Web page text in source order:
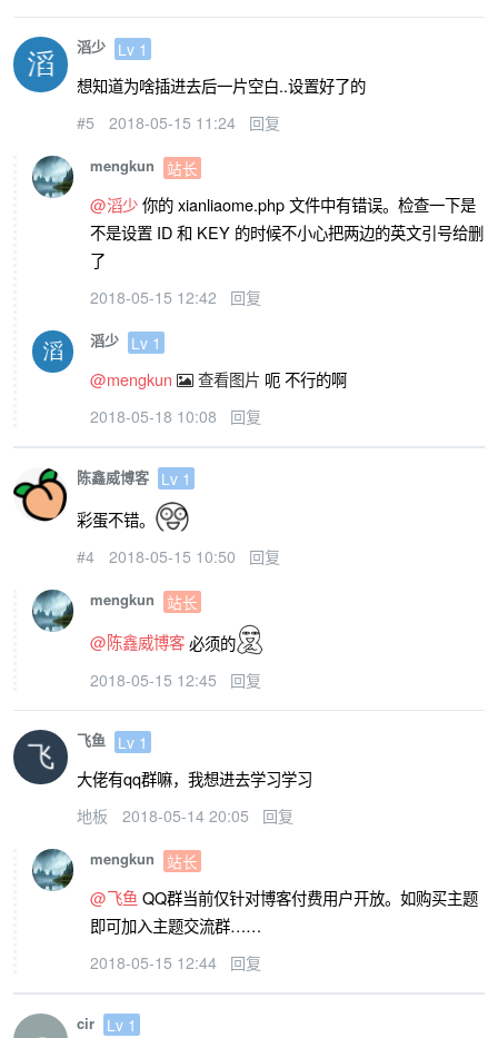
滔少 Lv 1
想知道为啥插进去后一片空白..设置好了的
#5 2018-05-15 11:24 回复
mengkun 站长
@滔少 你的 xianliaome.php 文件中有错误。检查一下是
不是设置 ID 和 KEY 的时候不小心把两边的英文引号给删
了
2018-05-15 12:42 回复
滔少 Lv 1
@mengkun 查看图片 呃 不行的啊
2018-05-18 10:08 回复
陈鑫威博客 Lv 1
彩蛋不错。
#4 2018-05-15 10:50 回复
mengkun 站长
@陈鑫威博客 必须的
2018-05-15 12:45 回复
飞鱼 Lv 1
大佬有qq群嘛，我想进去学习学习
地板 2018-05-14 20:05 回复
mengkun 站长
@飞鱼 QQ群当前仅针对博客付费用户开放。如购买主题
即可加入主题交流群……
2018-05-15 12:44 回复
cir Lv 1